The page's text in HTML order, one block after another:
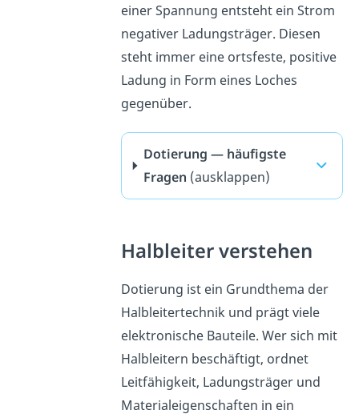
einer Spannung entsteht ein Strom
negativer Ladungsträger. Diesen
steht immer eine ortsfeste, positive
Ladung in Form eines Loches
gegenüber.
Dotierung — häufigste
Fragen (ausklappen)
Halbleiter verstehen
Dotierung ist ein Grundthema der
Halbleitertechnik und prägt viele
elektronische Bauteile. Wer sich mit
Halbleitern beschäftigt, ordnet
Leitfähigkeit, Ladungsträger und
Materialeigenschaften in ein